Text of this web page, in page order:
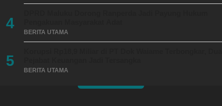
4
BERITA UTAMA
5
BERITA UTAMA